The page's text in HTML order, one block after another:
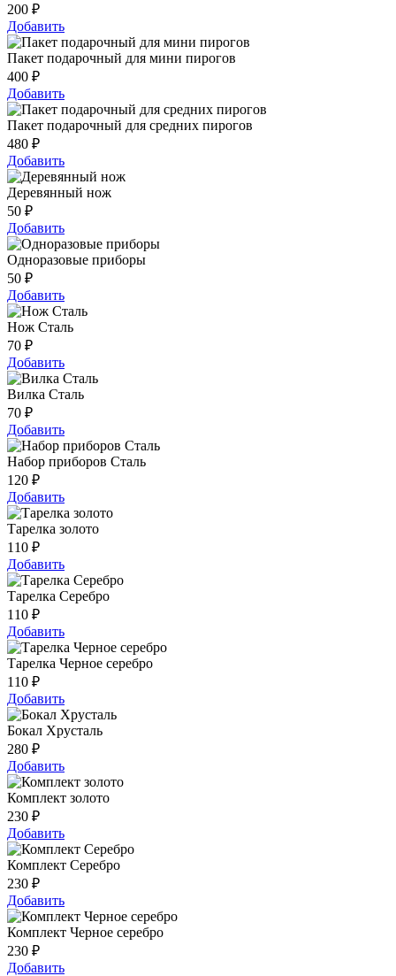
200 ₽
Добавить
Пакет подарочный для мини пирогов
400 ₽
Добавить
Пакет подарочный для средних пирогов
480 ₽
Добавить
Деревянный нож
50 ₽
Добавить
Одноразовые приборы
50 ₽
Добавить
Нож Сталь
70 ₽
Добавить
Вилка Сталь
70 ₽
Добавить
Набор приборов Сталь
120 ₽
Добавить
Тарелка золото
110 ₽
Добавить
Тарелка Серебро
110 ₽
Добавить
Тарелка Черное серебро
110 ₽
Добавить
Бокал Хрусталь
280 ₽
Добавить
Комплект золото
230 ₽
Добавить
Комплект Серебро
230 ₽
Добавить
Комплект Черное серебро
230 ₽
Добавить